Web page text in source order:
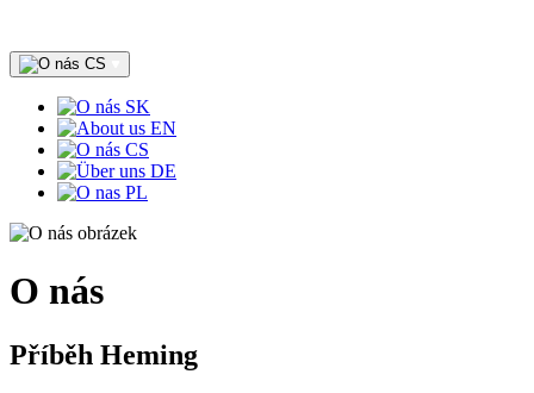
CS
SK
EN
CS
DE
PL
O nás
Příběh Heming